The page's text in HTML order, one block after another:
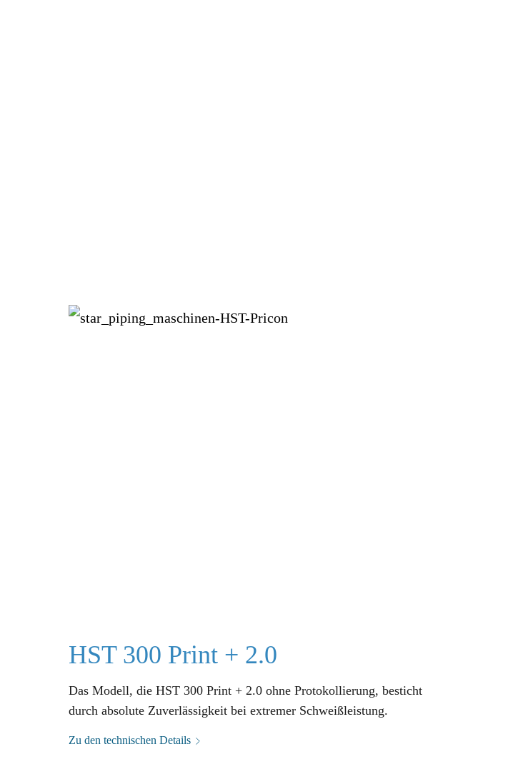
HST 300 Print + 2.0
Das Modell, die HST 300 Print + 2.0 ohne Protokollierung, besticht
durch absolute Zuverlässigkeit bei extremer Schweißleistung.
Zu den technischen Details